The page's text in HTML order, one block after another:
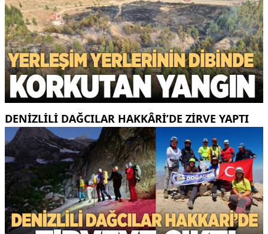
DENIZLILI DAĞCILAR HAKKÂRI’DE ZIRVE YAPTI